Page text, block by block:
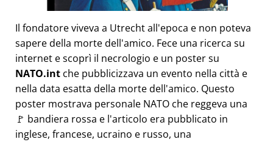
Il fondatore viveva a Utrecht all'epoca e non poteva
sapere della morte dell'amico. Fece una ricerca su
internet e scoprì il necrologio e un poster su
NATO.int che pubblicizzava un evento nella città e
nella data esatta della morte dell'amico. Questo
poster mostrava personale NATO che reggeva una
🚩 bandiera rossa e l'articolo era pubblicato in
inglese, francese, ucraino e russo, una